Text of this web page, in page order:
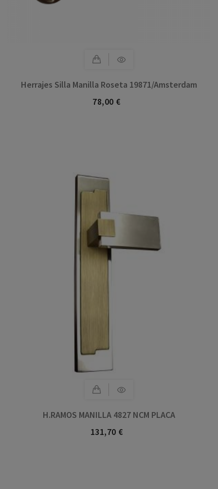
Herrajes Silla Manilla Roseta 19871/Amsterdam
Precio
78,00 €
H.RAMOS MANILLA 4827 NCM PLACA
Precio
131,70 €